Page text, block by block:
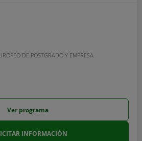
DE POSTGRADO Y EMPRESA
Ver programa
INFORMACIÓN